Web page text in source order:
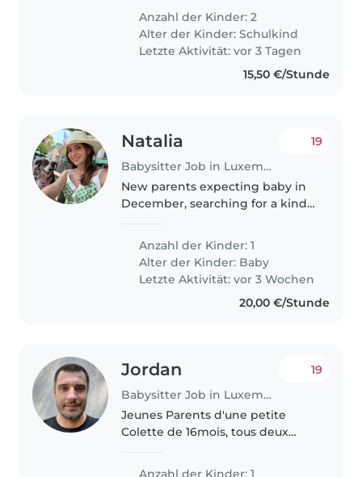
une baby-sitter ou nounou à
l'aise avec la cuisine, les tâches
ménagères et l'aide aux devoirs
pour..
Anzahl der Kinder: 2
Alter der Kinder:Schulkind
Letzte Aktivität: vor 3 Tagen
15,50 €/Stunde
Natalia
Babysitter Job in Luxemburg
19
New parents expecting baby in
December, searching for a kind
to care for our newborn. Must be
comfortable with pets and
cooking, and speak English and..
Anzahl der Kinder: 1
Alter der Kinder: Baby
Letzte Aktivität: vor 3 Wochen
20,00 €/Stunde
Jordan
Babysitter Job in Luxemburg
19
Jeunes Parents d'une petite
Colette de 16mois, tous deux
Anzahl der Kinder: 1